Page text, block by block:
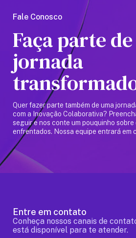
Fale Conosco
Faça parte
jornada
Quer fazer parte também de uma
com a Inovação Colaborativa?
seguir e nos conte um pouquinho sobre
enfrentados. Nossa equipe entrará em
Entre em contato
Conheça nossos canais de
está disponível para te atender.